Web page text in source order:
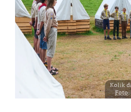
Kolik
Foto